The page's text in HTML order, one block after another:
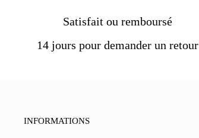
Satisfait ou remboursé
14 jours pour demander un retour
INFORMATIONS